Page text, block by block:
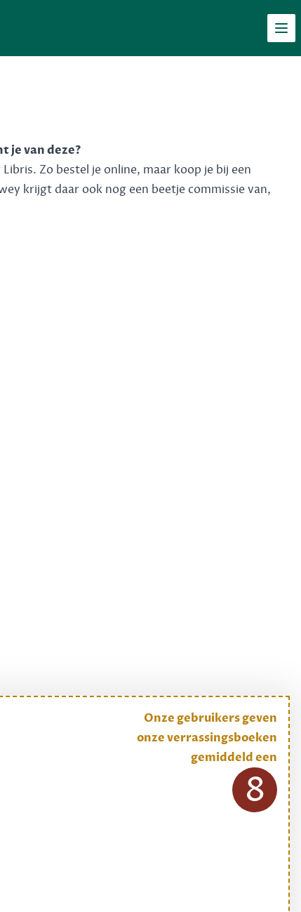
je van deze?
Zo bestel je online, maar koop je bij een
krijgt daar ook nog een beetje commissie van,
Onze gebruikers geven
onze verrassingsboeken
gemiddeld een
8